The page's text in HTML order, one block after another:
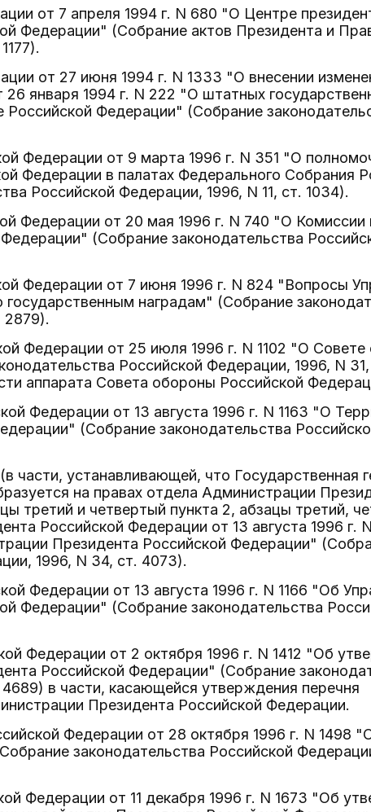
от 7 апреля 1994 г. N 680 "О Центре
Федерации" (Собрание актов Президента и
от 27 июня 1994 г. N 1333 "О внесении
января 1994 г. N 222 "О штатных
Российской Федерации" (Собрание
Федерации от 9 марта 1996 г. N 351 "О
Федерации в палатах Федерального Собрания
Российской Федерации, 1996, N 11, ст. 1034).
Федерации от 20 мая 1996 г. N 740 "О Комиссии
(Собрание законодательства
Федерации от 7 июня 1996 г. N 824 "Вопросы
наградам" (Собрание
2879).
Федерации от 25 июля 1996 г. N 1102 "О
Российской Федерации, 1996, N
аппарата Совета обороны Российской
Федерации от 13 августа 1996 г. N 1163 "О
(Собрание законодательства
части, устанавливающей, что Государственная
на правах отдела Администрации
третий и четвертый пункта 2, абзацы третий,
Российской Федерации от 13 августа 1996 г.
Президента Российской Федерации"
1996, N 34, ст. 4073).
Федерации от 13 августа 1996 г. N 1166 "Об
Федерации" (Собрание законодательства
Федерации от 2 октября 1996 г. N 1412 "Об
Российской Федерации" (Собрание
в части, касающейся утверждения перечня
Президента Российской Федерации.
Федерации от 28 октября 1996 г. N 1498
законодательства Российской
Федерации от 11 декабря 1996 г. N 1673 "Об